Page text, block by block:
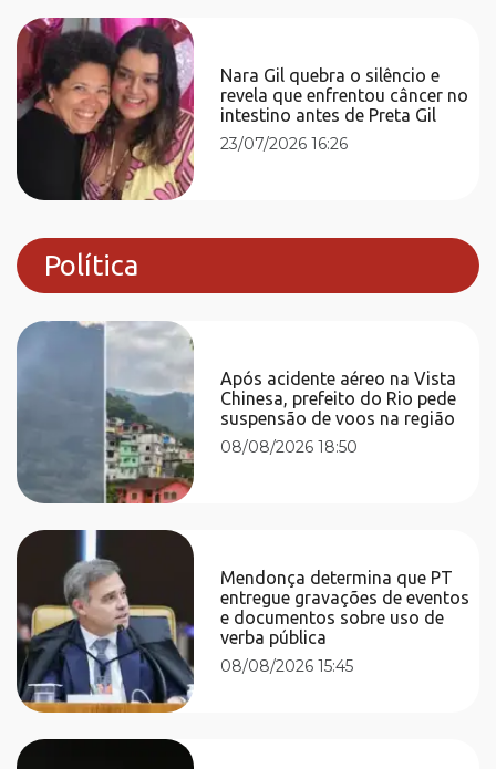
Nara Gil quebra o silêncio e
revela que enfrentou câncer no
intestino antes de Preta Gil
23/07/2026 16:26
Política
Após acidente aéreo na Vista
Chinesa, prefeito do Rio pede
suspensão de voos na região
08/08/2026 18:50
Mendonça determina que PT
entregue gravações de eventos
e documentos sobre uso de
verba pública
08/08/2026 15:45